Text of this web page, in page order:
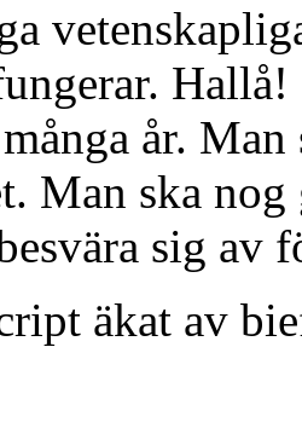
år.
Man ska
sig av
äkat av